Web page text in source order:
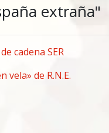
extraña"
cadena SER
vela» de R.N.E.